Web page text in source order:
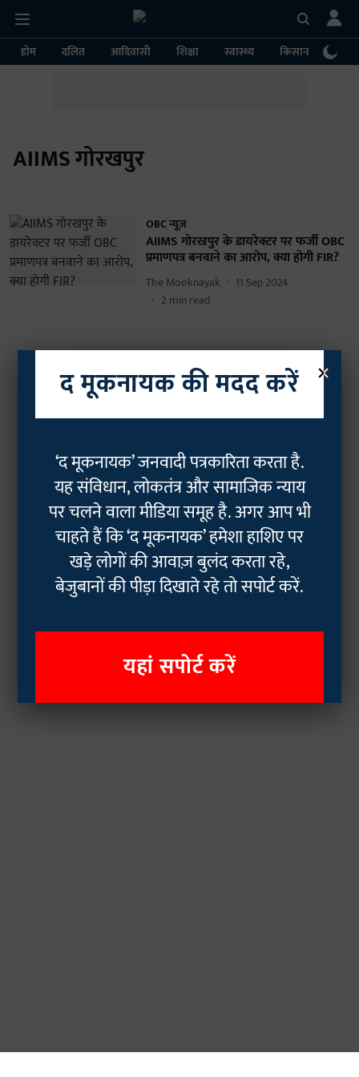
होम दलित आदिवासी शिक्षा स्वास्थ्य किसान
AIIMS गोरखपुर
OBC न्यूज़
AIIMS गोरखपुर के डायरेक्टर पर फर्जी OBC
प्रमाणपत्र बनवाने का आरोप, क्या होगी FIR?
The Mooknayak
11 Sep 2024
2 min read
×
द मूकनायक की मदद करें
‘द मूकनायक’ जनवादी पत्रकारिता करता है.
यह संविधान, लोकतंत्र और सामाजिक न्याय
पर चलने वाला मीडिया समूह है. अगर आप भी
चाहते हैं कि ‘द मूकनायक’ हमेशा हाशिए पर
खड़े लोगों की आवाज़ बुलंद करता रहे,
बेजुबानों की पीड़ा दिखाते रहे तो सपोर्ट करें.
यहां सपोर्ट करें